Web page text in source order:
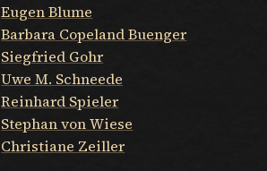
Eugen Blume
Barbara Copeland Buenger
Siegfried Gohr
Uwe M. Schneede
Reinhard Spieler
Stephan von Wiese
Christiane Zeiller